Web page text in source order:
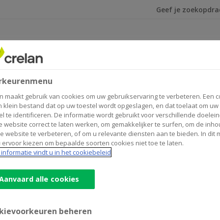
Ik ben op zoek
gift van de Crelan Foundation om nieuwe
maakt gebruik van cookies om uw gebruikservaring te verbeteren. Een
klein bestand dat op uw toestel wordt opgeslagen, en dat toelaat om uw
te identificeren. De informatie wordt gebruikt voor verschillende
website correct te laten werken, om gemakkelijker te surfen, om de
website te verbeteren, of om u relevante diensten aan te bieden. In dit
ervoor kiezen om bepaalde soorten cookies niet toe te laten.
vindt u in het cookiebeleid
alle cookies
beheren